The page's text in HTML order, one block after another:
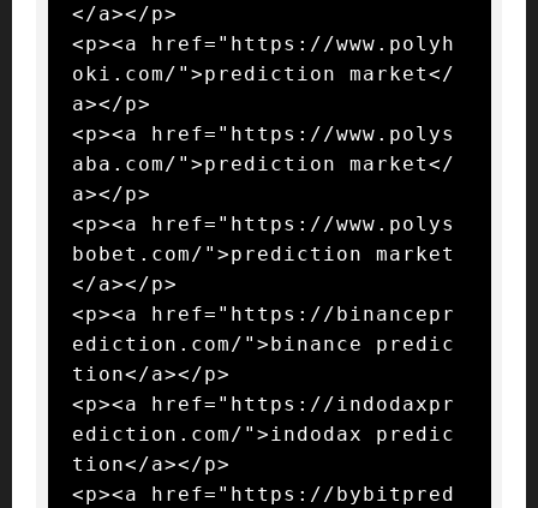
</a></p>
<p><a href="https://www.polyh
oki.com/">prediction market</
a></p>
<p><a href="https://www.polys
aba.com/">prediction market</
a></p>
<p><a href="https://www.polys
bobet.com/">prediction market
</a></p>
<p><a href="https://binancepr
ediction.com/">binance predic
tion</a></p>
<p><a href="https://indodaxpr
ediction.com/">indodax predic
tion</a></p>
<p><a href="https://bybitpred